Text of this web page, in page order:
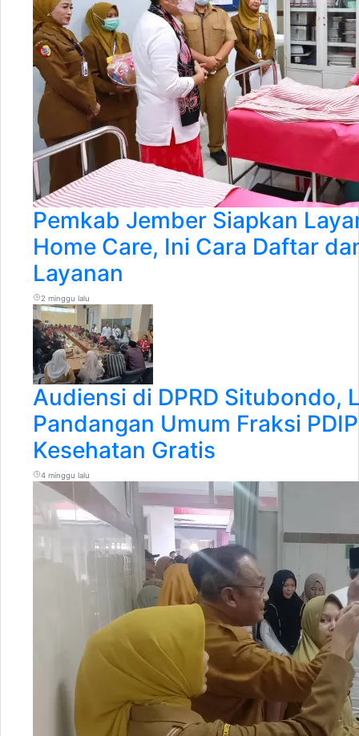
Pemkab Jember Siapkan
Home Care, Ini Cara Daftar
Layanan
2 minggu lalu
Audiensi di DPRD Situbondo,
Pandangan Umum Fraksi
Kesehatan Gratis
4 minggu lalu